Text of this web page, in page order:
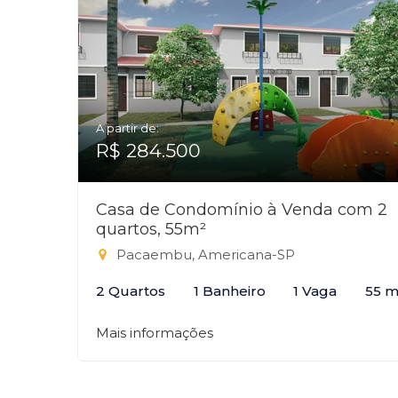
A partir de:
R$ 284.500
Casa de Condomínio à Venda com 2
quartos, 55m²
Pacaembu, Americana-SP
2 Quartos 1 Banheiro 1 Vaga 55
Mais informações